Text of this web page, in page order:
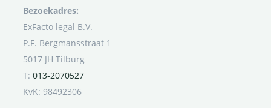
Bezoekadres:
ExFacto legal B.V.
P.F. Bergmansstraat 1
5017 JH Tilburg
T: 013-2070527
KvK: 98492306